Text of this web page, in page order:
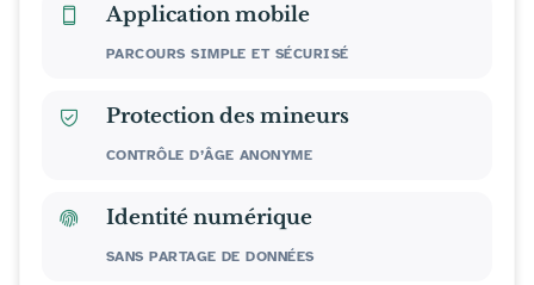
Application mobile
PARCOURS SIMPLE ET SÉCURISÉ
Protection des mineurs
CONTRÔLE D’ÂGE ANONYME
Identité numérique
SANS PARTAGE DE DONNÉES